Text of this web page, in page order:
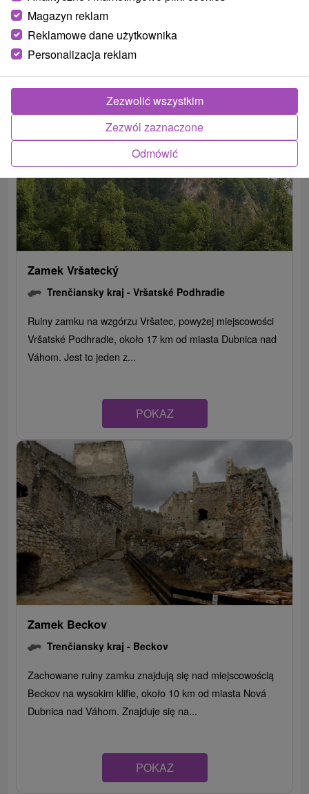
Wsie i miasta
Uhrovské Podhradie (1) Vršatské Podhradie
Pokaż wszystko
Zamek Vršatecký
Trenčiansky kraj -Vršatské Podhradie
Ruiny zamku na wzgórzu Vršatec, powyżej miejscowości
Vršatské Podhradie, około 17 km od miasta Dubnica nad
Váhom. Jest to jeden z...
POKAZ
Zamek Beckov
Trenčiansky kraj - Beckov
Zachowane ruiny zamku znajdują się nad miejscowością
Beckov na wysokim klifie, około 10 km od miasta Nová
Dubnica nad Váhom. Znajduje się na...
POKAZ
Magazyn reklam
Reklamowe dane użytkownika
Personalizacja reklam
Odmówić
Zezwól zaznaczone
Zezwolić wszystkim